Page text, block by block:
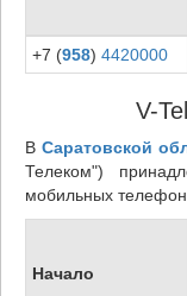
+7 (958) 4420000
V-
В Саратовской
Телеком")
мобильных
Начало